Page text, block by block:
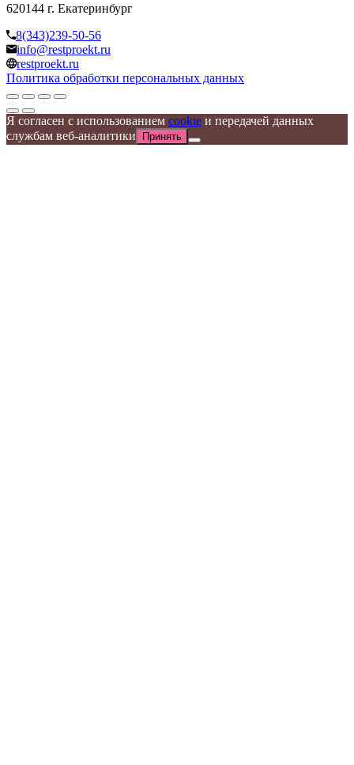
620144 г. Екатеринбург
8(343)239-50-56
info@restproekt.ru
restproekt.ru
Политика обработки персональных данных
Я согласен с использованием cookie и передачей данных
службам веб-аналитики
Принять